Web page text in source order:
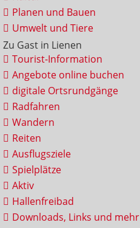
Planen und Bauen
Umwelt und Tiere
Zu Gast in Lienen
Tourist-Information
Angebote online buchen
digitale Ortsrundgänge
Radfahren
Wandern
Reiten
Ausflugsziele
Spielplätze
Aktiv
Hallenfreibad
Downloads, Links und mehr